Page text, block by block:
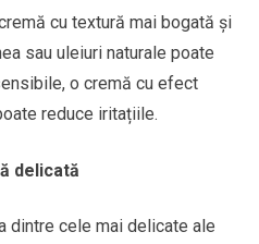
cu textură mai bogată și
sau uleiuri naturale poate
o cremă cu efect
reduce iritațiile.
delicată
dintre cele mai delicate ale